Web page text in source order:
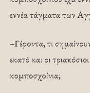
εννέα τάγματα των
–Γέροντα, τι
εκατό και οι
κομποσχοίνια;